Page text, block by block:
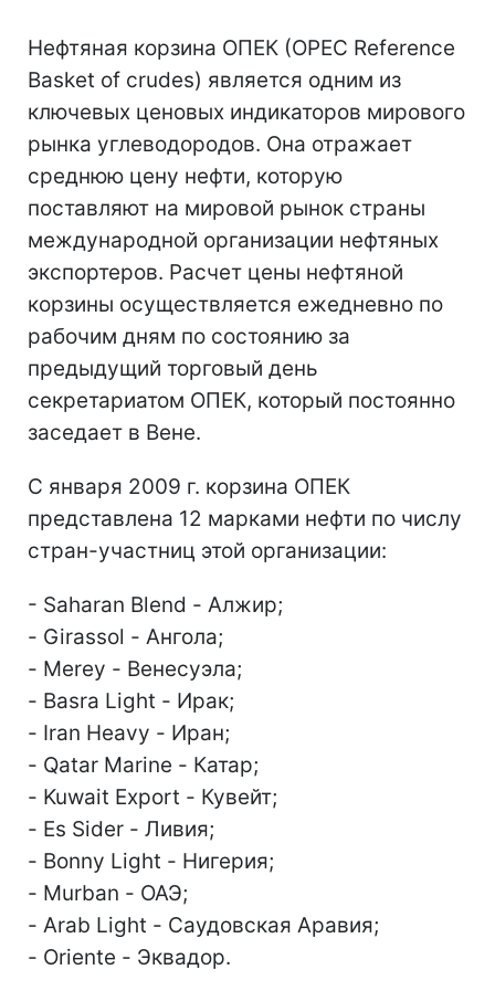
Нефтяная корзина ОПЕК (OPEC Reference
Basket of crudes) является одним из
ключевых ценовых индикаторов мирового
рынка углеводородов. Она отражает
среднюю цену нефти, которую
поставляют на мировой рынок страны
международной организации нефтяных
экспортеров. Расчет цены нефтяной
корзины осуществляется ежедневно по
рабочим дням по состоянию за
предыдущий торговый день
секретариатом ОПЕК, который постоянно
заседает в Вене.
С января 2009 г. корзина ОПЕК
представлена 12 марками нефти по числу
стран-участниц этой организации:
- Saharan Blend - Алжир;
- Girassol - Ангола;
- Merey - Венесуэла;
- Basra Light - Ирак;
- Iran Heavy - Иран;
- Qatar Marine - Катар;
- Kuwait Export - Кувейт;
- Es Sider - Ливия;
- Bonny Light - Нигерия;
- Murban - ОАЭ;
- Arab Light - Саудовская Аравия;
- Oriente - Эквадор.